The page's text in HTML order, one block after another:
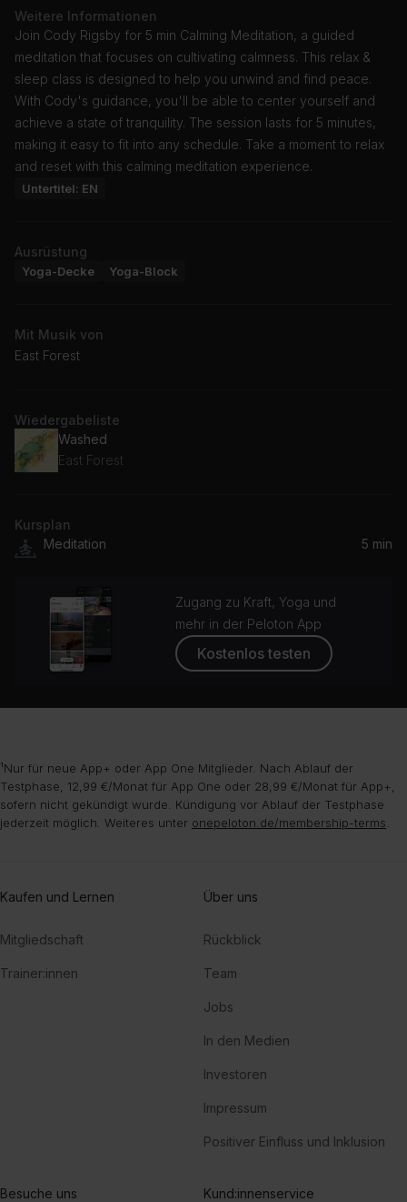
Weitere Informationen
Join Cody Rigsby for 5 min Calming Meditation, a guided
meditation that focuses on cultivating calmness. This relax &
sleep class is designed to help you unwind and find peace.
With Cody's guidance, you'll be able to center yourself and
achieve a state of tranquility. The session lasts for 5 minutes,
making it easy to fit into any schedule. Take a moment to relax
and reset with this calming meditation experience.
Untertitel: EN
Ausrüstung
Yoga-Decke Yoga-Block
Mit Musik von
East Forest
Wiedergabeliste
Washed
East Forest
Kursplan
Meditation
5 min
Zugang zu Kraft, Yoga und
mehr in der Peloton App
Kostenlos testen
¹Nur für neue App+ oder App One Mitglieder. Nach Ablauf der
Testphase, 12,99 €/Monat für App One oder 28,99 €/Monat für App+,
sofern nicht gekündigt wurde. Kündigung vor Ablauf der Testphase
jederzeit möglich. Weiteres unter onepeloton.de/membership-terms
Kaufen und Lernen
Mitgliedschaft
Trainer:innen
Über uns
Rückblick
Team
Jobs
In den Medien
Investoren
Impressum
Positiver Einfluss und Inklusion
Besuche uns Kund:innenservice